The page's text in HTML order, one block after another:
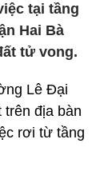
tại tầng
Hai Bà
tử vong.
Lê Đại
trên địa bàn
rơi từ tầng